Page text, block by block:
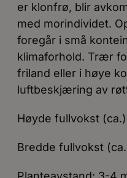
er klonfrø, blir
med morindividet.
foregår i små
klimaforhold. Trær
friland eller i høye
luftbeskjæring av
Høyde fullvokst
Bredde fullvokst